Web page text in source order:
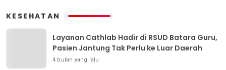
KESEHATAN
Layanan Cathlab Hadir di RSUD Batara Guru,
Pasien Jantung Tak Perlu ke Luar Daerah
4 bulan yang lalu